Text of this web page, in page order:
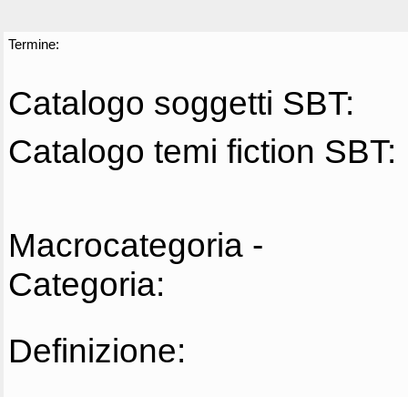
Termine:
Catalogo soggetti SBT:
Catalogo temi fiction SBT:
Macrocategoria -
Categoria:
Definizione: